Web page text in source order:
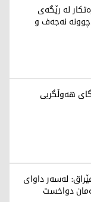
زیارەتکار لە رێگەی
نەجەف و
هەوڵگریی
لەسەر داوای
دواخست